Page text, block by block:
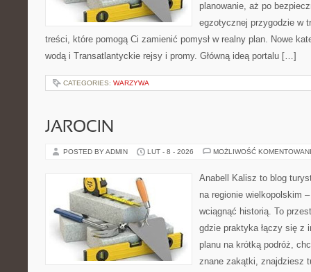
planowanie, aż po
egzotycznej przygodzie w
treści, które pomogą Ci zamienić pomysł w realny plan. Nowe
wodą i Transatlantyckie rejsy i promy. Główną ideą portalu […]
CATEGORIES: WARZYWA
JAROCIN
POSTED BY ADMIN LUT - 8 - 2026 MOŻLIWOŚĆ
Anabell Kalisz to blog
na regionie wielkopolskim
wciągnąć historią. To
gdzie praktyka łączy się z
planu na krótką podróż,
znane zakątki, znajdziesz